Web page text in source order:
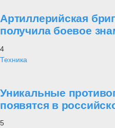
Артиллерийская
получила боевое
4
Техника
Уникальные
появятся в
5